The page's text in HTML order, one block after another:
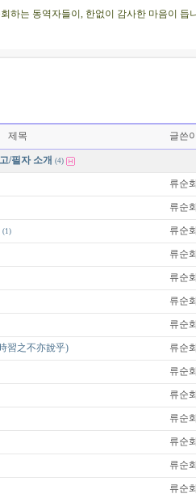
하는 동역자들이, 한없이 감사한 마음이 듭
제목 글쓴이
/필자 소개 (4)
류순
류순
(1) 류순
류순
류순
류순
류순
習之不亦說乎) 류순
류순
류순
류순
류순
류순
류순